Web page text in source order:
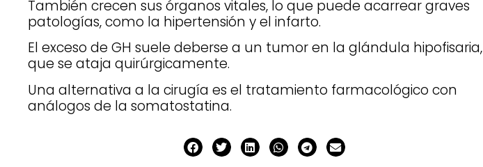
También crecen sus órganos vitales, lo que puede acarrear graves
patologías, como la hipertensión y el infarto.
El exceso de GH suele deberse a un tumor en la glándula hipofisaria,
que se ataja quirúrgicamente.
Una alternativa a la cirugía es el tratamiento farmacológico con
análogos de la somatostatina.